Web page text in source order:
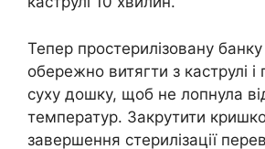
Тепер простерилізовану
обережно витягти з каструлі і
суху дошку, щоб не лопнула
температур. Закрутити
завершення стерилізації